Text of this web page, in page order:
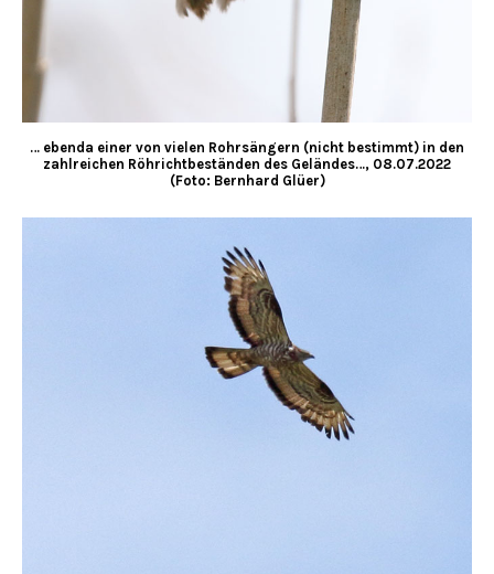
… ebenda einer von vielen Rohrsängern (nicht bestimmt) in den
zahlreichen Röhrichtbeständen des Geländes…, 08.07.2022
(Foto: Bernhard Glüer)